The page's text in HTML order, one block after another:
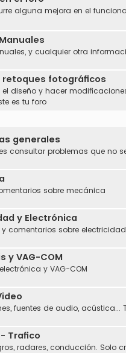
alguna mejora en el
y cualquier otra
retoques fotográficos
el diseño y hacer
es tu foro
generales
consultar problemas que no
sobre mecánica
y Electrónica
y comentarios sobre
y VAG-COM
y VAG-COM
fuentes de audio, acústica...
Trafico
radares, conducción. Solo